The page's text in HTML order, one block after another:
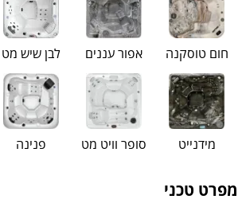
חום טוסקנה אפור עננים לבן שיש מט
מידנייט סופר וויט מט פנינה
מפרט טכני